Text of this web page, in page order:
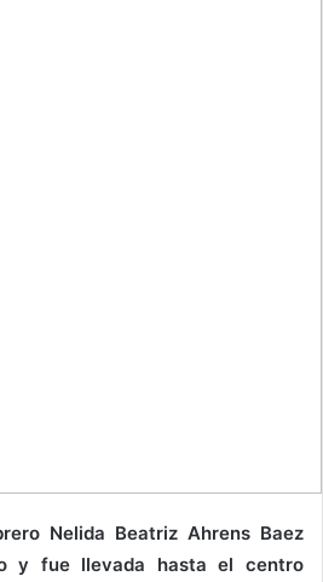
Nelida Beatriz Ahrens Baez
y fue llevada hasta el centro